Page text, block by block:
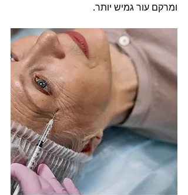
ומרקם עור גמיש יותר.